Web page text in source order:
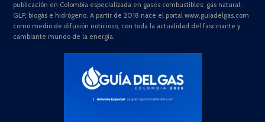
publicación en Colombia especializada en gases combustibles: gas natural,
GLP, biogás e hidrógeno. A partir de 2018 nace el portal www.guiadelgas.com
como medio de difusión noticioso, con toda la actualidad del fascinante y
cambiante mundo de la energía.